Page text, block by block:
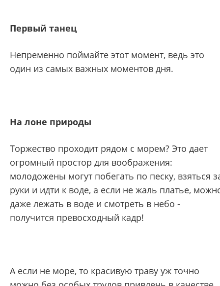
Первый танец
Непременно поймайте этот момент, ведь это
один из самых важных моментов дня.
На лоне природы
Торжество проходит рядом с морем? Это дает
огромный простор для воображения:
молодожены могут побегать по песку, взяться
руки и идти к воде, а если не жаль платье,
даже лежать в воде и смотреть в небо -
получится превосходный кадр!
А если не море, то красивую траву уж точно